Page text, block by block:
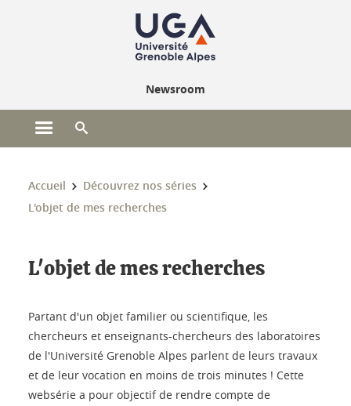
Newsroom
Ouvrir le menu principal
Vous êtes ici :
Accueil
Découvrez nos séries
L'objet de mes recherches
L'objet de mes recherches
Partant d'un objet familier ou scientifique, les
chercheurs et enseignants-chercheurs des laboratoires
de l'Université Grenoble Alpes parlent de leurs travaux
et de leur vocation en moins de trois minutes ! Cette
websérie a pour objectif de rendre compte de